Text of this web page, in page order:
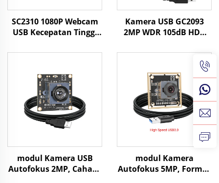
SC2310 1080P Webcam
USB Kecepatan Tinggi
and Play Kamera HD
Kamera USB GC2093
2MP WDR 105dB HDR
and Play dengan
Raspberry Pi
modul Kamera USB
Autofokus 2MP, Cahaya
modul Kamera
Autofokus 5MP, Format